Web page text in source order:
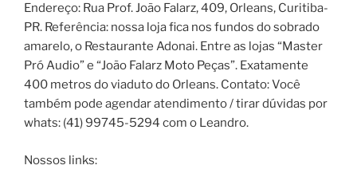
Endereço: Rua Prof. João Falarz, 409, Orleans, Curitiba-
PR. Referência: nossa loja fica nos fundos do sobrado
amarelo, o Restaurante Adonai. Entre as lojas “Master
Pró Audio” e “João Falarz Moto Peças”. Exatamente
400 metros do viaduto do Orleans. Contato: Você
também pode agendar atendimento / tirar dúvidas por
whats: (41) 99745-5294 com o Leandro.
Nossos links: